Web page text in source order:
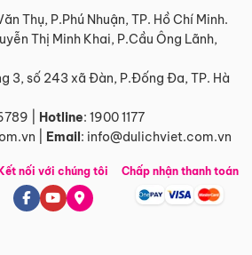
Thụ, P.Phú Nhuận, TP. Hồ Chí Minh.
Thị Minh Khai, P.Cầu Ông Lãnh,
3, số 243 xã Đàn, P.Đống Đa, TP. Hà
Hotline: 1900 1177
Email: info@dulichviet.com.vn
Kết nối với chúng tôi Chấp nhận thanh toán